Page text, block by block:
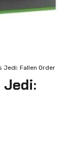
Jedi: Fallen Order
Jedi: